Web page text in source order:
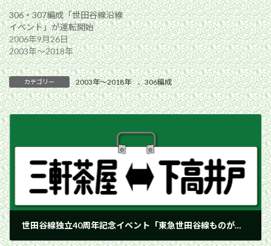
306・307編成「世田谷線沿線
イベント」が運転開始
2006年9月26日
2003年〜2018年
カテゴリー 2003年〜2018年 、306編成
世田谷線独立40周年記念イベント「東急世田谷線ものがたり」展が開催（5月24日まで）